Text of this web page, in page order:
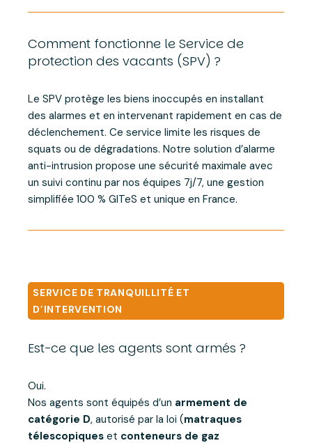
Comment fonctionne le Service de
protection des vacants (SPV) ?
Le SPV protège les biens inoccupés en installant
des alarmes et en intervenant rapidement en cas de
déclenchement. Ce service limite les risques de
squats ou de dégradations. Notre solution d’alarme
anti-intrusion propose une sécurité maximale avec
un suivi continu par nos équipes 7j/7, une gestion
simplifiée 100 % GITeS et unique en France.
SERVICE DE TRANQUILLITÉ ET
D’INTERVENTION
Est-ce que les agents sont armés ?
Oui.
Nos agents sont équipés d’un armement de
catégorie D, autorisé par la loi (matraques
télescopiques et conteneurs de gaz